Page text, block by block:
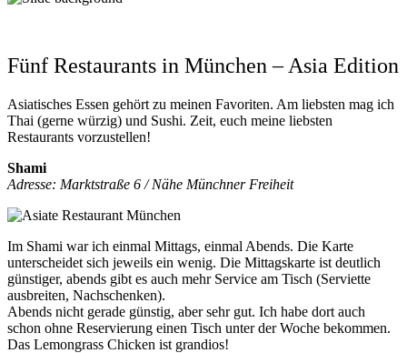
Fünf Restaurants in München – Asia Edition
Asiatisches Essen gehört zu meinen Favoriten. Am liebsten mag ich
Thai (gerne würzig) und Sushi. Zeit, euch meine liebsten
Restaurants vorzustellen!
Shami
Adresse: Marktstraße 6 / Nähe Münchner Freiheit
Im Shami war ich einmal Mittags, einmal Abends. Die Karte
unterscheidet sich jeweils ein wenig. Die Mittagskarte ist deutlich
günstiger, abends gibt es auch mehr Service am Tisch (Serviette
ausbreiten, Nachschenken).
Abends nicht gerade günstig, aber sehr gut. Ich habe dort auch
schon ohne Reservierung einen Tisch unter der Woche bekommen.
Das Lemongrass Chicken ist grandios!